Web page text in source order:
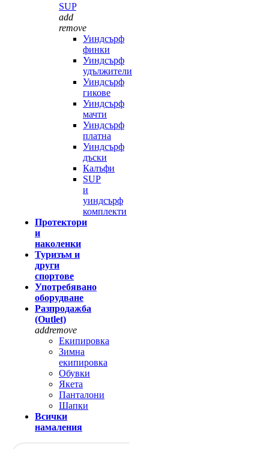
SUP
add
remove
Уиндсърф
финки
Уиндсърф
удължители
Уиндсърф
гикове
Уиндсърф
мачти
Уиндсърф
платна
Уиндсърф
дъски
Калъфи
SUP
и
уиндсърф
комплекти
Протектори
и
наколенки
Туризъм и
други
спортове
Употребявано
оборудване
Разпродажба
(Outlet)
addremove
Екипировка
Зимна
екипировка
Обувки
Якета
Панталони
Шапки
Всички
намаления